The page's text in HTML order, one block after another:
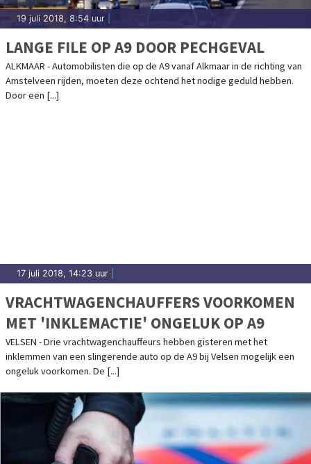
19 juli 2018, 8:54 uur
LANGE FILE OP A9 DOOR PECHGEVAL
ALKMAAR - Automobilisten die op de A9 vanaf Alkmaar in de richting van
Amstelveen rijden, moeten deze ochtend het nodige geduld hebben.
Door een [...]
17 juli 2018, 14:23 uur
VRACHTWAGENCHAUFFERS VOORKOMEN
MET 'INKLEMACTIE' ONGELUK OP A9
VELSEN - Drie vrachtwagenchauffeurs hebben gisteren met het
inklemmen van een slingerende auto op de A9 bij Velsen mogelijk een
ongeluk voorkomen. De [...]